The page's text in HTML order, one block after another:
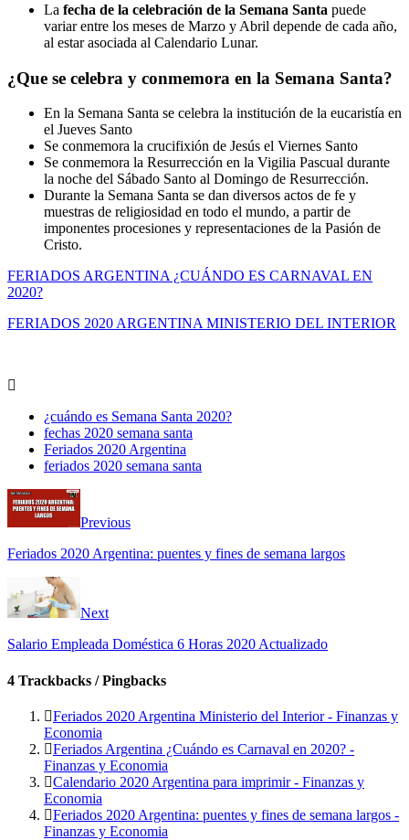
La fecha de la celebración de la Semana Santa puede
variar entre los meses de Marzo y Abril depende de cada año,
al estar asociada al Calendario Lunar.
¿Que se celebra y conmemora en la Semana Santa?
En la Semana Santa se celebra la institución de la eucaristía en
el Jueves Santo
Se conmemora la crucifixión de Jesús el Viernes Santo
Se conmemora la Resurrección en la Vigilia Pascual durante
la noche del Sábado Santo al Domingo de Resurrección.
Durante la Semana Santa se dan diversos actos de fe y
muestras de religiosidad en todo el mundo, a partir de
imponentes procesiones y representaciones de la Pasión de
Cristo.
FERIADOS ARGENTINA ¿CUÁNDO ES CARNAVAL EN
2020?
FERIADOS 2020 ARGENTINA MINISTERIO DEL INTERIOR
¿cuándo es Semana Santa 2020?
fechas 2020 semana santa
Feriados 2020 Argentina
feriados 2020 semana santa
Previous
Feriados 2020 Argentina: puentes y fines de semana largos
Next
Salario Empleada Doméstica 6 Horas 2020 Actualizado
4 Trackbacks / Pingbacks
Feriados 2020 Argentina Ministerio del Interior - Finanzas y
Economia
Feriados Argentina ¿Cuándo es Carnaval en 2020? -
Finanzas y Economia
Calendario 2020 Argentina para imprimir - Finanzas y
Economia
Feriados 2020 Argentina: puentes y fines de semana largos -
Finanzas y Economia